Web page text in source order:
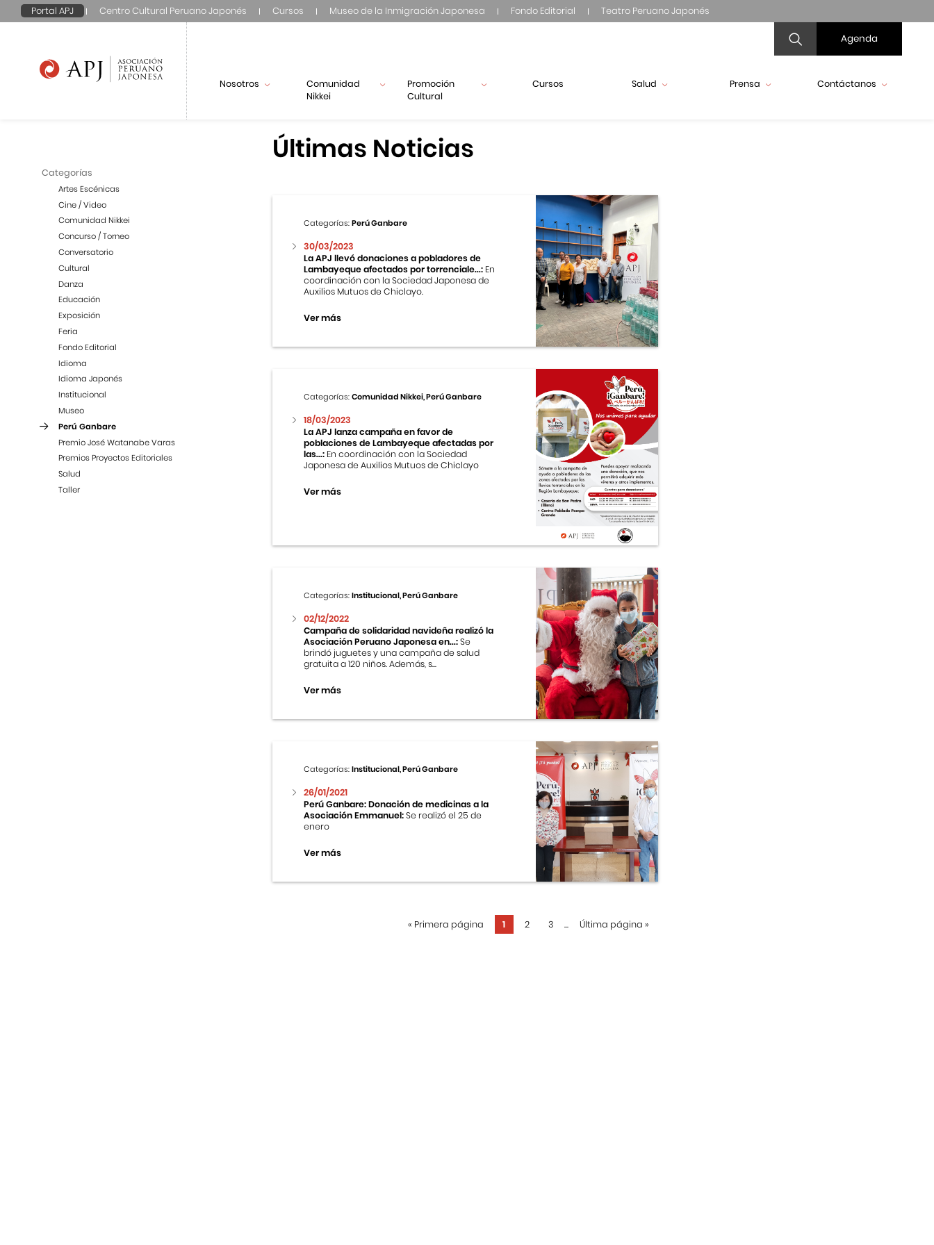
Portal APJ Centro Cultural Peruano Japonés Cursos Museo de la Inmigración Japonesa Fondo Editorial Teatro Peruano Japonés
Agenda
Nosotros
Comunidad
Nikkei
Promoción
Cultural
Cursos Salud Prensa Contáctanos
Categorías
Artes Escénicas
Cine / Video
Comunidad Nikkei
Concurso / Torneo
Conversatorio
Cultural
Danza
Educación
Exposición
Feria
Fondo Editorial
Idioma
Idioma Japonés
Institucional
Museo
Perú Ganbare
Premio José Watanabe Varas
Premios Proyectos Editoriales
Salud
Taller
Últimas Noticias
Categorías:Perú Ganbare
30/03/2023
La APJ llevó donaciones a pobladores de
Lambayeque afectados por torrenciale...: En
coordinación con la Sociedad Japonesa de
Auxilios Mutuos de Chiclayo.
Ver más
Categorías:Comunidad Nikkei, Perú Ganbare
18/03/2023
La APJ lanza campaña en favor de
poblaciones de Lambayeque afectadas por
las...: En coordinación con la Sociedad
Japonesa de Auxilios Mutuos de Chiclayo
Ver más
Categorías:Institucional, Perú Ganbare
02/12/2022
Campaña de solidaridad navideña realizó la
Asociación Peruano Japonesa en...:Se
brindó juguetes y una campaña de salud
gratuita a 120 niños. Además, s...
Ver más
Categorías:Institucional, Perú Ganbare
26/01/2021
Perú Ganbare: Donación de medicinas a la
Asociación Emmanuel:Se realizó el 25 de
enero
Ver más
« Primera página 1 2 3 ... Última página »